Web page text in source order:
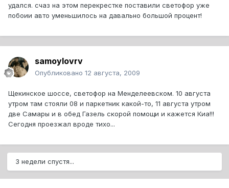
удался. счаз на этом перекрестке поставили светофор уже
побоии авто уменьшилось на давально большой процент!
samoylovrv
Опубликовано 12 августа, 2009
Щекинское шоссе, светофор на Менделеевском. 10 августа
утром там стояли 08 и паркетник какой-то, 11 августа утром
две Самары и в обед Газель скорой помощи и кажется Киа!!!
Сегодня проезжал вроде тихо...
3 недели спустя...